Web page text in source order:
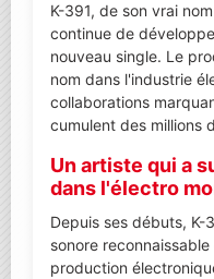
K-391, de son vrai
continue de
nouveau single. Le
nom dans l'industrie
collaborations
cumulent des millions
Un artiste qui a
dans l'électro
Depuis ses débuts,
sonore
production